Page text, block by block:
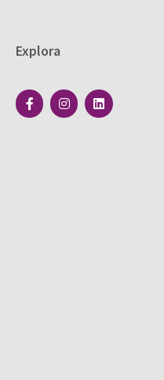
Explora